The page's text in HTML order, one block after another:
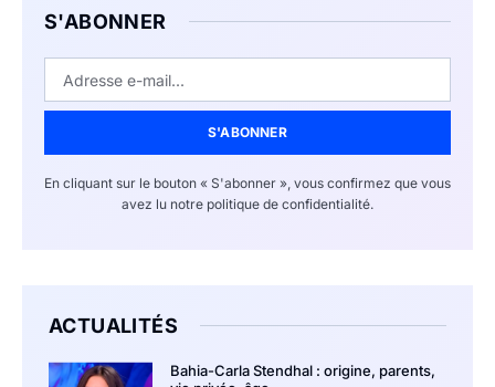
S'ABONNER
S'ABONNER
En cliquant sur le bouton « S'abonner », vous confirmez que vous
avez lu notre politique de confidentialité.
ACTUALITÉS
Bahia-Carla Stendhal : origine, parents,